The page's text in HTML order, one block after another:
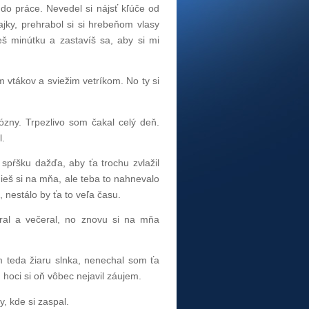
práce. Nevedel si nájsť kľúče od
prehrabol si si hrebeňom vlasy
minútku a zastavíš sa, aby si mi
vtákov a sviežim vetríkom. No ty si
Trpezlivo som čakal celý deň.
dažďa, aby ťa trochu zvlažil
si na mňa, ale teba to nahnevalo
by ťa to veľa času.
a večeral, no znovu si na mňa
teda žiaru slnka, nenechal som ťa
si oň vôbec nejavil záujem.
kde si zaspal.